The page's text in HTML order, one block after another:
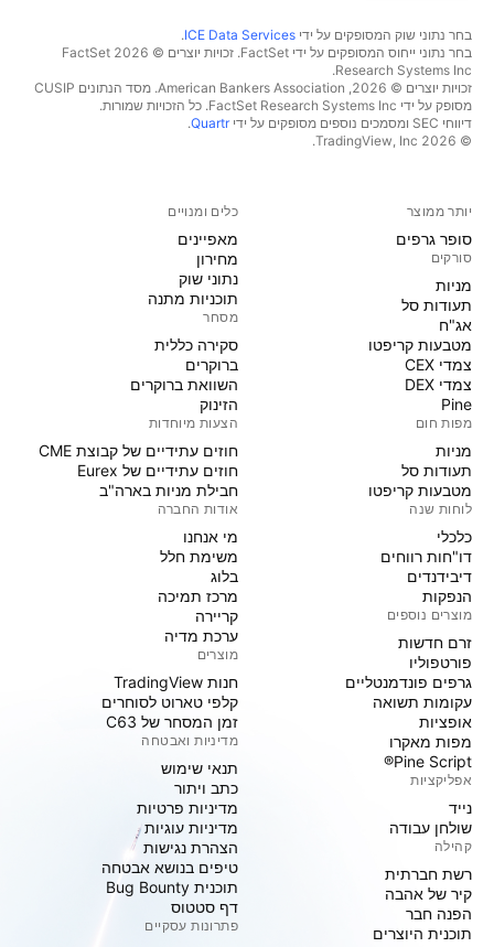
בחר נתוני שוק המסופקים על ידי ICE Data Services
.
בחר נתוני ייחוס המסופקים על ידי FactSet. זכויות יוצרים © 2026 ‏FactSet
Research Systems Inc.‏
זכויות יוצרים © 2026, ‏American Bankers Association. מסד הנתונים CUSIP
מסופק על ידי FactSet Research Systems Inc. כל הזכויות שמורות.
דיווחי SEC ומסמכים נוספים מסופקים על ידי
Quartr
.
© 2026 ‏TradingView, Inc.‏
יותר ממוצר
סופר גרפים
סורקים
מניות‏
תעודות סל
אג"ח
מטבעות קריפטו
צמדי CEX
צמדי DEX
Pine
מפות חום
מניות‏
תעודות סל
מטבעות קריפטו
לוחות שנה
כלכלי
דו"חות רווחים
דיבידנדים
הנפקות
מוצרים נוספים
זרם חדשות
פורטפוליו
גרפים פונדמנטליים
עקומות תשואה
אופציות
מפות מאקרו
Pine Script®
אפליקציות
נייד
שולחן עבודה
קהילה
רשת חברתית
קיר של אהבה
הפנה חבר
תוכנית היוצרים
כלים ומנויים
מאפיינים
מחירון
נתוני שוק
תוכניות מתנה
מסחר
סקירה כללית
ברוקרים
השוואת ברוקרים
הזינוק
הצעות מיוחדות
חוזים עתידיים של קבוצת CME
חוזים עתידיים של Eurex
חבילת מניות בארה"ב
אודות החברה
מי אנחנו
משימת חלל
בלוג
מרכז תמיכה
קריירה
ערכת מדיה
מוצרים
חנות TradingView
קלפי טארוט לסוחרים
זמן המסחר של C63
מדיניות ואבטחה
תנאי שימוש
כתב ויתור
מדיניות פרטיות
מדיניות עוגיות
הצהרת נגישות
טיפים בנושא אבטחה
תוכנית Bug Bounty
דף סטטוס
פתרונות עסקיים